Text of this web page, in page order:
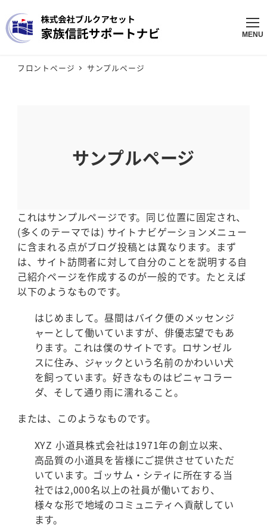
イ
ン
MENU
フロントページ サンプルページ
サンプルページ
これはサンプルページです。同じ位置に固定され、
(多くのテーマでは) サイトナビゲーションメニュー
に含まれる点がブログ投稿とは異なります。まず
は、サイト訪問者に対して自分のことを説明する自
己紹介ページを作成するのが一般的です。たとえば
以下のようなものです。
はじめまして。昼間はバイク便のメッセンジ
ャーとして働いていますが、俳優志望でもあ
ります。これは僕のサイトです。ロサンゼル
スに住み、ジャックという名前のかわいい犬
を飼っています。好きなものはピニャコラー
ダ、そして通り雨に濡れること。
または、このようなものです。
XYZ 小道具株式会社は1971年の創立以来、
高品質の小道具を皆様にご提供させていただ
いています。ゴッサム・シティに所在する当
社では2,000名以上の社員が働いており、
様々な形で地域のコミュニティへ貢献してい
ます。